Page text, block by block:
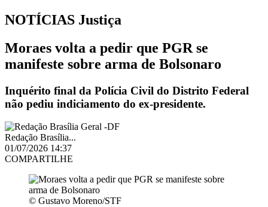
NOTÍCIAS Justiça
Moraes volta a pedir que PGR se
manifeste sobre arma de Bolsonaro
Inquérito final da Polícia Civil do Distrito Federal
não pediu indiciamento do ex-presidente.
Redação Brasília...
01/07/2026 14:37
COMPARTILHE
© Gustavo Moreno/STF